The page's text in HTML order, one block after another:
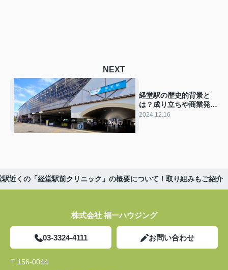
NEXT
経堂駅の歴史的背景と
は？成り立ちや商業発展
についても解説
2024.12.16
駅近くの「経堂駅前クリニック」の概要について！取り組みもご紹介
株式会社 福一ハウジング
03-3324-4111 お問い合わせ
〒156-0044